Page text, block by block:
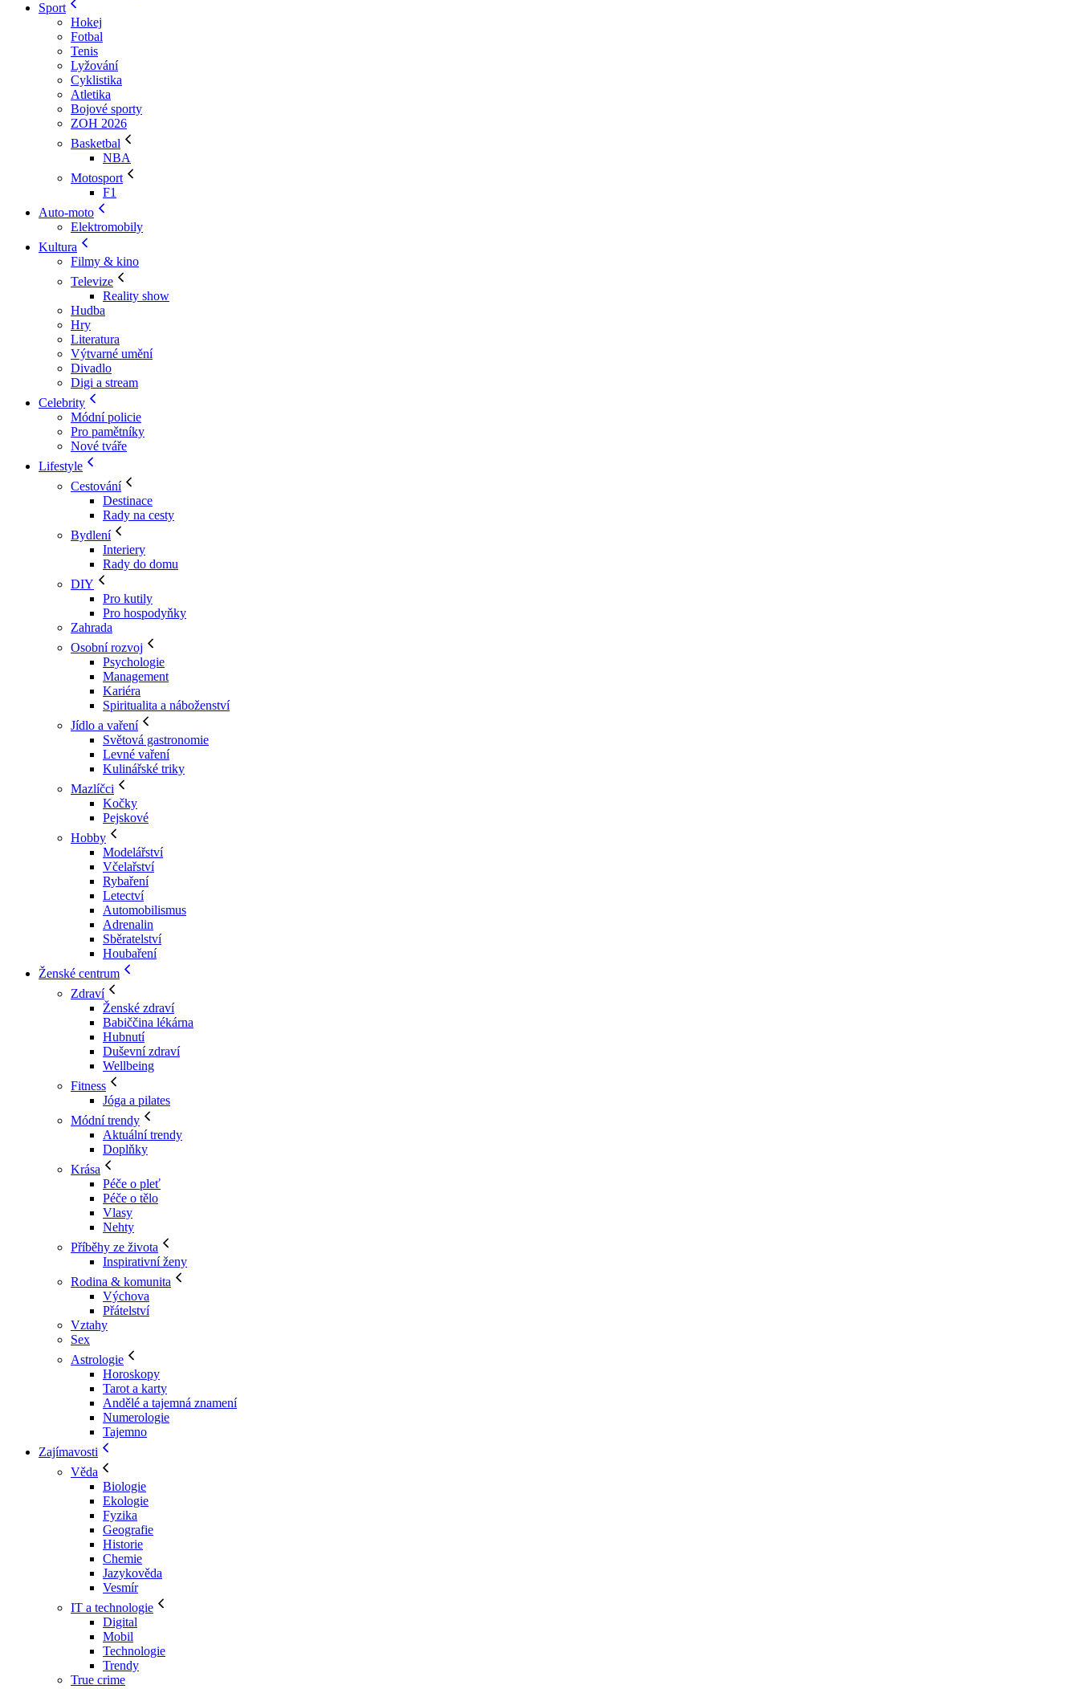
Sport
Hokej
Fotbal
Tenis
Lyžování
Cyklistika
Atletika
Bojové sporty
ZOH 2026
Basketbal
NBA
Motosport
F1
Auto-moto
Elektromobily
Kultura
Filmy & kino
Televize
Reality show
Hudba
Hry
Literatura
Výtvarné umění
Divadlo
Digi a stream
Celebrity
Módní policie
Pro pamětníky
Nové tváře
Lifestyle
Cestování
Destinace
Rady na cesty
Bydlení
Interiery
Rady do domu
DIY
Pro kutily
Pro hospodyňky
Zahrada
Osobní rozvoj
Psychologie
Management
Kariéra
Spiritualita a náboženství
Jídlo a vaření
Světová gastronomie
Levné vaření
Kulinářské triky
Mazlíčci
Kočky
Pejskové
Hobby
Modelářství
Včelařství
Rybaření
Letectví
Automobilismus
Adrenalin
Sběratelství
Houbaření
Ženské centrum
Zdraví
Ženské zdraví
Babiččina lékárna
Hubnutí
Duševní zdraví
Wellbeing
Fitness
Jóga a pilates
Módní trendy
Aktuální trendy
Doplňky
Krása
Péče o pleť
Péče o tělo
Vlasy
Nehty
Příběhy ze života
Inspirativní ženy
Rodina & komunita
Výchova
Přátelství
Vztahy
Sex
Astrologie
Horoskopy
Tarot a karty
Andělé a tajemná znamení
Numerologie
Tajemno
Zajímavosti
Věda
Biologie
Ekologie
Fyzika
Geografie
Historie
Chemie
Jazykověda
Vesmír
IT a technologie
Digital
Mobil
Technologie
Trendy
True crime